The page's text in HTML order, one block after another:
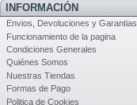
INFORMACIÓN
Envios, Devoluciones y Garantias
Funcionamiento de la pagina
Condiciones Generales
Quiénes Somos
Nuestras Tiendas
Formas de Pago
Politica de Cookies